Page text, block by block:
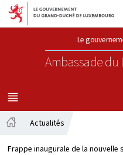
Aller au
Aller
Le
Ambassade
MENU
PRINCIPAL
Actualités
Frappe inaugurale de la nouvelle